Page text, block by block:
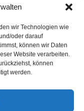
wir Technologien wie
oder darauf
können wir Daten
Website verarbeiten.
können
werden.